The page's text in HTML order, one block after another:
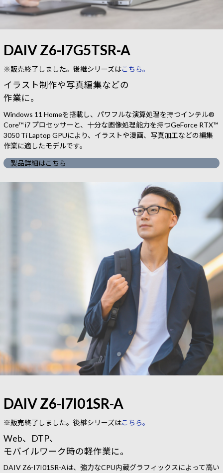
DAIV Z6-I7G5TSR-A
※販売終了しました。後継シリーズはこちら。
イラスト制作や写真編集などの
作業に。
Windows 11 Homeを搭載し、パワフルな演算処理を持つインテル®
Core™ i7 プロセッサーと、十分な画像処理能力を持つGeForce RTX™
3050 Ti Laptop GPUにより、イラストや漫画、写真加工などの編集
作業に適したモデルです。
製品詳細はこちら
DAIV Z6-I7I01SR-A
※販売終了しました。後継シリーズはこちら。
Web、DTP、
モバイルワーク時の軽作業に。
DAIV Z6-I7I01SR-Aは、強力なCPU内蔵グラフィックスによって高い